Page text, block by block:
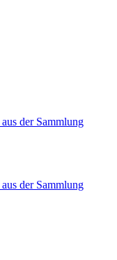
der Sammlung
der Sammlung